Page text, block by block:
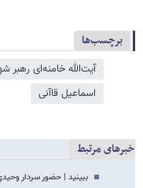
برچسب‌ها
آیت‌الله خامنه‌ای رهبر
اسماعیل قاآنی
خبرهای مرتبط
ببینید | حضور سردار